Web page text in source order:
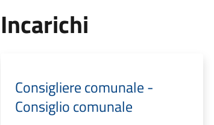
Incarichi
Consigliere comunale -
Consiglio comunale